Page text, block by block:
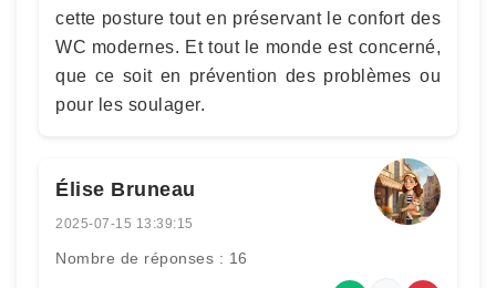
cette posture tout en préservant le confort des
WC modernes. Et tout le monde est concerné,
que ce soit en prévention des problèmes ou
pour les soulager.
Élise Bruneau
2025-07-15 13:39:15
Nombre de réponses : 16